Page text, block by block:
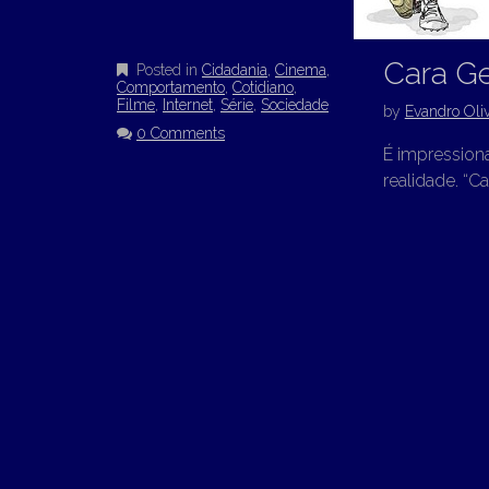
Posted in Cidadania Cinema
Comportamento Cotidiano
Filme
Internet Série Sociedade
0 Comments
Cara
by Evandro
É
realidade.